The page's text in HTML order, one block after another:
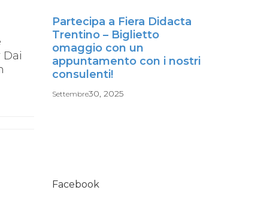
Partecipa a Fiera Didacta
Trentino – Biglietto
omaggio con un
appuntamento con i nostri
consulenti!
Settembre30, 2025
Facebook